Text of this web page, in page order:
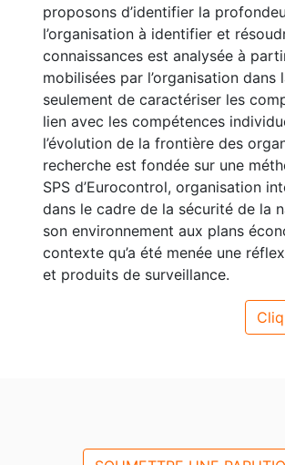
proposons d’identifier la
l’organisation à identifier et
connaissances est analysée à
mobilisées par l’organisation
seulement de caractériser les
lien avec les compétences
l’évolution de la frontière des
recherche est fondée sur une
SPS d’Eurocontrol, organisation
dans le cadre de la sécurité de la
son environnement aux plans
contexte qu’a été menée une
et produits de surveillance.